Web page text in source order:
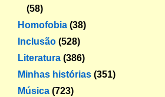
(58)
Homofobia (38)
Inclusão (528)
Literatura (386)
Minhas histórias (351)
Música (723)